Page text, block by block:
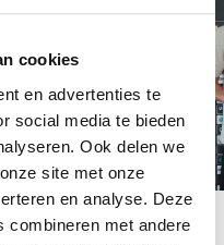
cookies
en advertenties te
social media te bieden
Ook delen we
site met onze
en analyse. Deze
combineren met andere